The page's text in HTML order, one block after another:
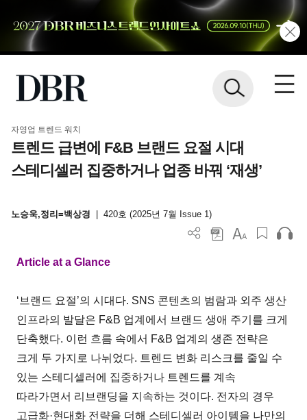
자영업 트렌드 워치
트렌드 급변에 F&B 브랜드 요절 시대
스테디셀러 집중하거나 업종 바꿔 ‘재생’
노승욱,정리=백상경 420호 (2025년 7월 Issue 1)
Article at a Glance
‘브랜드 요절’의 시대다. SNS 콘텐츠의 범람과 외주 생산
인프라의 발달은 F&B 업계에서 브랜드 생애 주기를 크게
단축했다. 이런 흐름 속에서 F&B 업계의 생존 전략은
크게 두 가지로 나뉘었다. 트렌드 변화 리스크를 줄일 수
있는 스테디셀러에 집중하거나 트렌드를 계속
따라가면서 리브랜딩을 지속하는 것이다. 전자의 경우
고급화·현대화 전략을 더해 스테디셀러 아이템을 나만의